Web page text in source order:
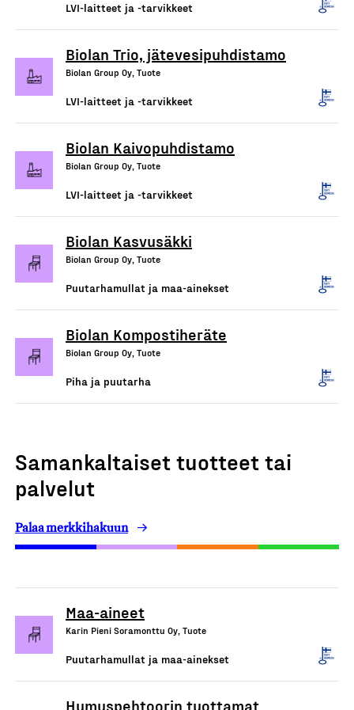
LVI-laitteet ja -tarvikkeet
Biolan Trio, jätevesipuhdistamo
Biolan Group Oy, Tuote
LVI-laitteet ja -tarvikkeet
Biolan Kaivopuhdistamo
Biolan Group Oy, Tuote
LVI-laitteet ja -tarvikkeet
Biolan Kasvusäkki
Biolan Group Oy, Tuote
Puutarhamullat ja maa-ainekset
Biolan Kompostiheräte
Biolan Group Oy, Tuote
Piha ja puutarha
Samankaltaiset tuotteet tai
palvelut
Palaa merkkihakuun
Maa-aineet
Karin Pieni Soramonttu Oy, Tuote
Puutarhamullat ja maa-ainekset
Humuspehtoorin tuottamat